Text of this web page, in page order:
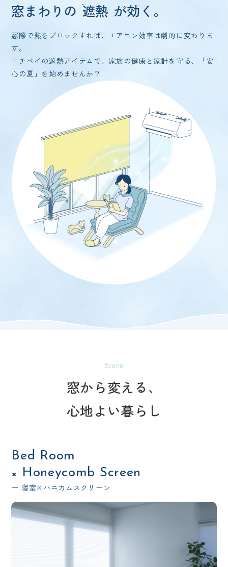
窓まわりの 遮熱 が効く。
窓際で熱をブロックすれば、エアコン効率は劇的に変わりま
す。
ニチベイの遮熱アイテムで、家族の健康と家計を守る、「安
心の夏」を始めませんか？
Scene
窓から変える、
心地よい暮らし
Bed Room
× Honeycomb Screen
ー 寝室×ハニカムスクリーン